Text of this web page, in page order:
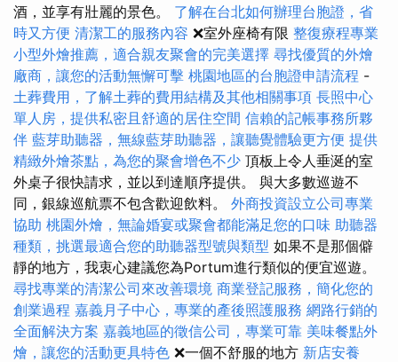
酒，並享有壯麗的景色。 了解在台北如何辦理台胞證，省
時又方便 清潔工的服務內容 ❌室外座椅有限 整復療程專業
小型外燴推薦，適合親友聚會的完美選擇 尋找優質的外燴
廠商，讓您的活動無懈可擊 桃園地區的台胞證申請流程 -
土葬費用，了解土葬的費用結構及其他相關事項 長照中心
單人房，提供私密且舒適的居住空間 信賴的記帳事務所夥
伴 藍芽助聽器，無線藍芽助聽器，讓聽覺體驗更方便 提供
精緻外燴茶點，為您的聚會增色不少 頂板上令人垂涎的室
外桌子很快請求，並以到達順序提供。 與大多數巡遊不
同，銀線巡航票不包含歡迎飲料。 外商投資設立公司專業
協助 桃園外燴，無論婚宴或聚會都能滿足您的口味 助聽器
種類，挑選最適合您的助聽器型號與類型 如果不是那個僻
靜的地方，我衷心建議您為Portum進行類似的便宜巡遊。
尋找專業的清潔公司來改善環境 商業登記服務，簡化您的
創業過程 嘉義月子中心，專業的產後照護服務 網路行銷的
全面解決方案 嘉義地區的徵信公司，專業可靠 美味餐點外
燴，讓您的活動更具特色 ❌一個不舒服的地方 新店安養